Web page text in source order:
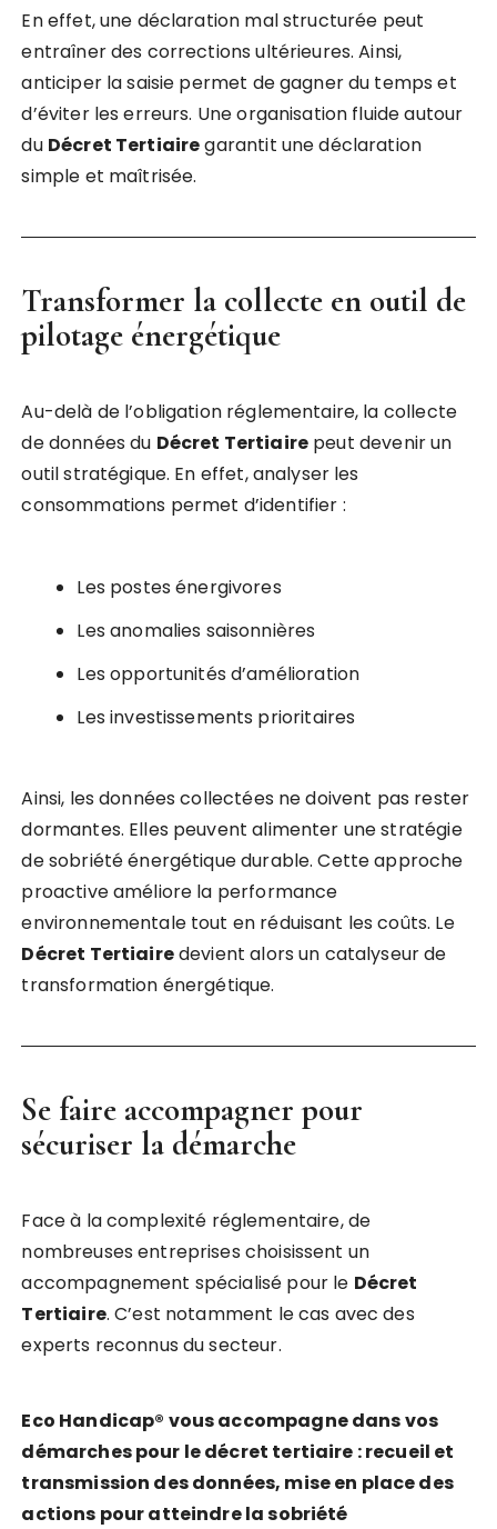
En effet, une déclaration mal structurée peut
entraîner des corrections ultérieures. Ainsi,
anticiper la saisie permet de gagner du temps et
d’éviter les erreurs. Une organisation fluide autour
du Décret Tertiairegarantit une déclaration
simple et maîtrisée.
Transformer la collecte en outil de
pilotage énergétique
Au-delà de l’obligation réglementaire, la collecte
de données du Décret Tertiaire peut devenir un
outil stratégique. En effet, analyser les
consommations permet d’identifier :
Les postes énergivores
Les anomalies saisonnières
Les opportunités d’amélioration
Les investissements prioritaires
Ainsi, les données collectées ne doivent pas rester
dormantes. Elles peuvent alimenter une stratégie
de sobriété énergétique durable. Cette approche
proactive améliore la performance
environnementale tout en réduisant les coûts. Le
Décret Tertiairedevient alors un catalyseur de
transformation énergétique.
Se faire accompagner pour
sécuriser la démarche
Face à la complexité réglementaire, de
nombreuses entreprises choisissent un
accompagnement spécialisé pour le Décret
Tertiaire. C’est notamment le cas avec des
experts reconnus du secteur.
Eco Handicap® vous accompagne dans vos
démarches pour le décret tertiaire : recueil et
transmission des données, mise en place des
actions pour atteindre la sobriété